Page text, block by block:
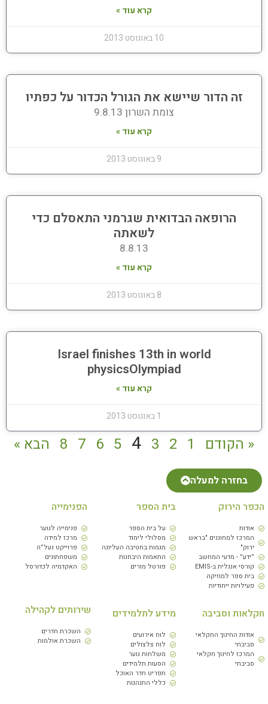
קרא עוד »
10 באוגוסט 2013
זה הדור שיישא את הגורל הכדור על כפתיו
צומת השרון 9.8.13
קרא עוד »
9 באוגוסט 2013
הרופאה הבדואית שגרמני התאסלם כדי
לשאתה
8.8.13
קרא עוד »
8 באוגוסט 2013
Israel finishes 13th in world
physicsOlympiad
קרא עוד »
1 באוגוסט 2013
« הקודם 1
2
3
4
5
6
7
8 הבא »
בחזרה למעלה
הכפר הירוק
אודות
המרכז למחוננים "בראש
ירוק"
״ידע״ - מדעי המחשב
קורסי אנגלית ב-EMIS
בית ספר למוזיקה
פעילויות ייחודיות
בית הספר
על בית הספר
מסלולי לימוד
מגמות בחטיבה העליונה
התאמות היבחנות
פורטל מורים
הפנימייה
פנימייה לנוער
מרכז למידה
פרוייקט נעל״ה
משפחתונים
האקדמיה לכדורסל
חקלאות וסביבה
אודות החינוך החקלאי
סביבתי
המרכז לחינוך חקלאי
סביבתי
מידע לתלמידים
לוח אירועים
לוח צלצולים
משלחות נוער
הסעות תלמידים
תפריט חדר האוכל
כללי התנהגות
שירותים לקהילה
השכרת חדרים
השכרת אולמות